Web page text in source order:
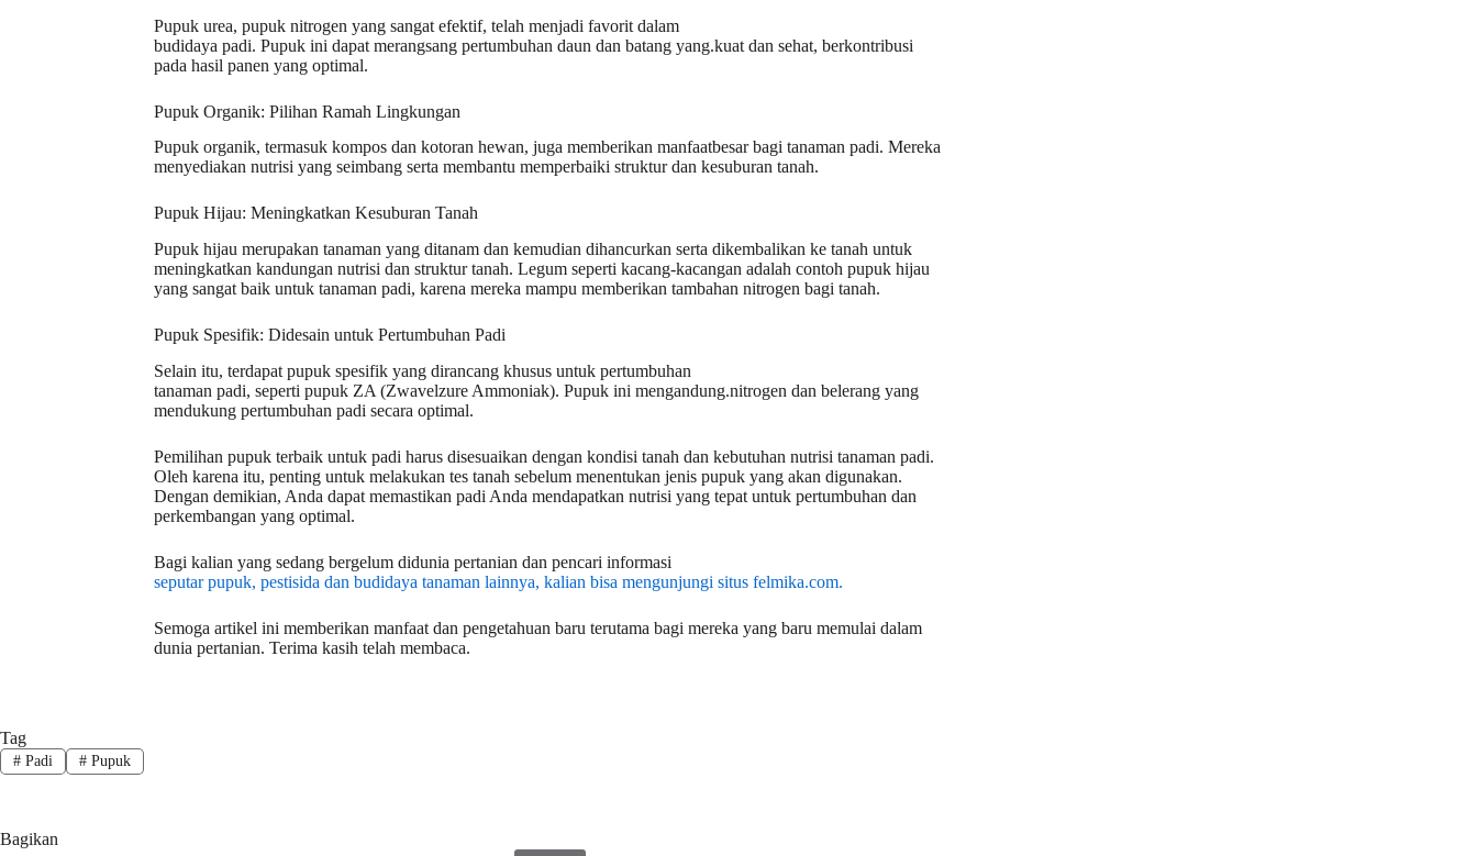
Pupuk urea, pupuk nitrogen yang sangat efektif, telah menjadi favorit dalam
budidaya padi. Pupuk ini dapat merangsang pertumbuhan daun dan batang yang.kuat dan sehat, berkontribusi
pada hasil panen yang optimal.
Pupuk Organik: Pilihan Ramah Lingkungan
Pupuk organik, termasuk kompos dan kotoran hewan, juga memberikan manfaatbesar bagi tanaman padi. Mereka
menyediakan nutrisi yang seimbang serta membantu memperbaiki struktur dan kesuburan tanah.
Pupuk Hijau: Meningkatkan Kesuburan Tanah
Pupuk hijau merupakan tanaman yang ditanam dan kemudian dihancurkan serta dikembalikan ke tanah untuk
meningkatkan kandungan nutrisi dan struktur tanah. Legum seperti kacang-kacangan adalah contoh pupuk hijau
yang sangat baik untuk tanaman padi, karena mereka mampu memberikan tambahan nitrogen bagi tanah.
Pupuk Spesifik: Didesain untuk Pertumbuhan Padi
Selain itu, terdapat pupuk spesifik yang dirancang khusus untuk pertumbuhan
tanaman padi, seperti pupuk ZA (Zwavelzure Ammoniak). Pupuk ini mengandung.nitrogen dan belerang yang
mendukung pertumbuhan padi secara optimal.
Pemilihan pupuk terbaik untuk padi harus disesuaikan dengan kondisi tanah dan kebutuhan nutrisi tanaman padi.
Oleh karena itu, penting untuk melakukan tes tanah sebelum menentukan jenis pupuk yang akan digunakan.
Dengan demikian, Anda dapat memastikan padi Anda mendapatkan nutrisi yang tepat untuk pertumbuhan dan
perkembangan yang optimal.
Bagi kalian yang sedang bergelum didunia pertanian dan pencari informasi
seputar pupuk, pestisida dan budidaya tanaman lainnya, kalian bisa mengunjungi situs felmika.com.
Semoga artikel ini memberikan manfaat dan pengetahuan baru terutama bagi mereka yang baru memulai dalam
dunia pertanian. Terima kasih telah membaca.
Tag
#Padi #Pupuk
Bagikan